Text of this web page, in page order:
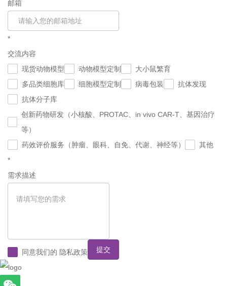
邮箱
*
交流内容
现货动物模型
动物模型定制
大小鼠繁育
多品类细胞库
细胞模型定制 病毒包装
抗体发现
抗体分子库
创新药物研发（小核酸、PROTAC、in vivo CAR-T、基因治疗
等）
药效评价服务（肿瘤、眼科、自免、代谢、神经等）
其他
*
需求描述
同意我们的 隐私政策 提交